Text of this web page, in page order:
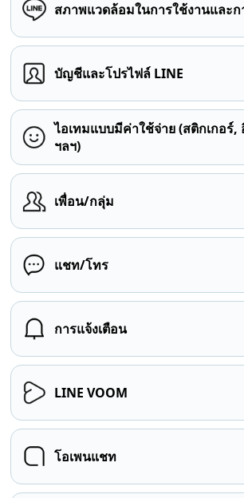
สภาพแวดล้อมในการใช้งานและก
บัญชีและโปรไฟล์ LINE
ไอเทมแบบมีค่าใช้จ่าย (สติกเกอร์,
ฯลฯ)
เพื่อน/กลุ่ม
แชท/โทร
การแจ้งเตือน
LINE VOOM
โอเพนแชท